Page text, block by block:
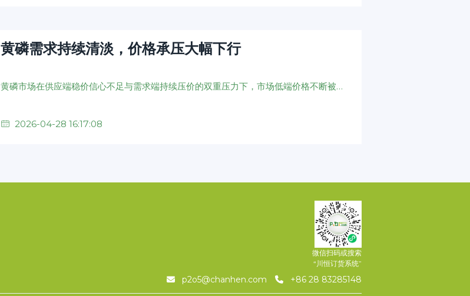
黄磷需求持续清淡，价格承压大幅下行
黄磷市场在供应端稳价信心不足与需求端持续压价的双重压力下，市场低端价格不断被打破，价格重心持续承压下行。下游企业虽有少量节前备货计划，但整体看空情绪较浓，部分企业延迟采购，部分企业入市压价询单，需求持续利空黄磷价格商谈。
2026-04-28 16:17:08
微信扫码或搜索
“川恒订货系统”
p2o5@chanhen.com +86 28 83285148